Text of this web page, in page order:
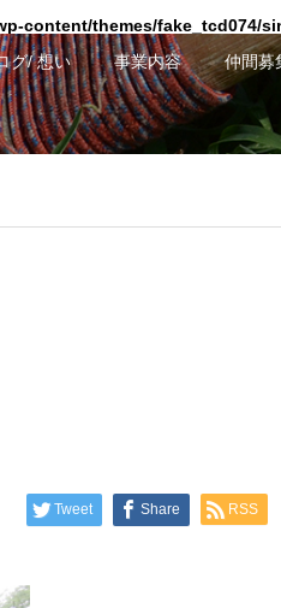
グ/ 想い 事業内容 仲間募
content/themes/fake_tcd074/
Tweet Share RSS